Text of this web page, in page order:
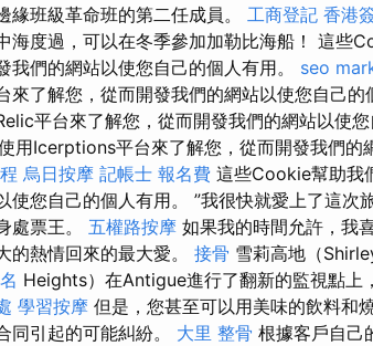
緣班級革命班的第二任成員。 工商登記 香港
海度過，可以在冬季參加加勒比海船！ 這些
我們的網站以使您自己的個人有用。 seo
來了解您，從而開發我們的網站以使您自己的
平台來了解您，從而開發我們的網站以使您
用Icerptions平台來了解您，從而開發我們的
烏日按摩 記帳士 報名費 這些Cookie幫助我
使您自己的個人有用。 ”我很快就愛上了這次
處票王。 五權路按摩 如果我的時間允許，我
的熱情回來的最大愛。 接骨 雪莉高地（
Heights）在Antigue進行了翻新的監視點上
學習按摩 但是，您甚至可以用美味的飲料和
同引起的可能糾紛。 大里 整骨 根據客戶自己